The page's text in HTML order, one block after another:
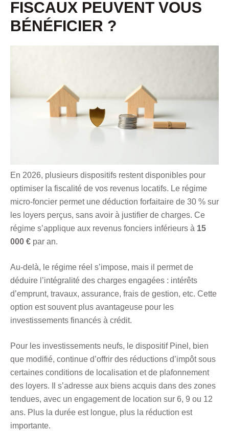
FISCAUX PEUVENT VOUS
BÉNÉFICIER ?
En 2026, plusieurs dispositifs restent disponibles pour
optimiser la fiscalité de vos revenus locatifs. Le régime
micro-foncier permet une déduction forfaitaire de 30 % sur
les loyers perçus, sans avoir à justifier de charges. Ce
régime s’applique aux revenus fonciers inférieurs à 15
000 € par an.
Au-delà, le régime réel s’impose, mais il permet de
déduire l’intégralité des charges engagées : intérêts
d’emprunt, travaux, assurance, frais de gestion, etc. Cette
option est souvent plus avantageuse pour les
investissements financés à crédit.
Pour les investissements neufs, le dispositif Pinel, bien
que modifié, continue d’offrir des réductions d’impôt sous
certaines conditions de localisation et de plafonnement
des loyers. Il s’adresse aux biens acquis dans des zones
tendues, avec un engagement de location sur 6, 9 ou 12
ans. Plus la durée est longue, plus la réduction est
importante.